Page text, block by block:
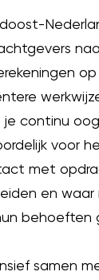
continu
voor
met
en
behoeften
samen